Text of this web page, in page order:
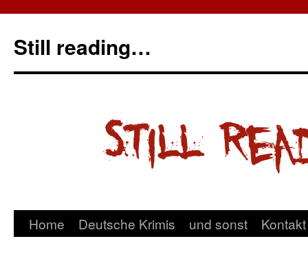
Still reading…
Home Deutsche Krimis und sonst Kontakt